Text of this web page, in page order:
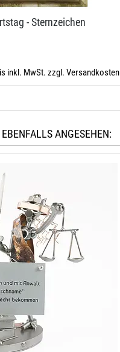
- Sternzeichen
inkl. MwSt. zzgl. Versandkosten
ANGESEHEN: